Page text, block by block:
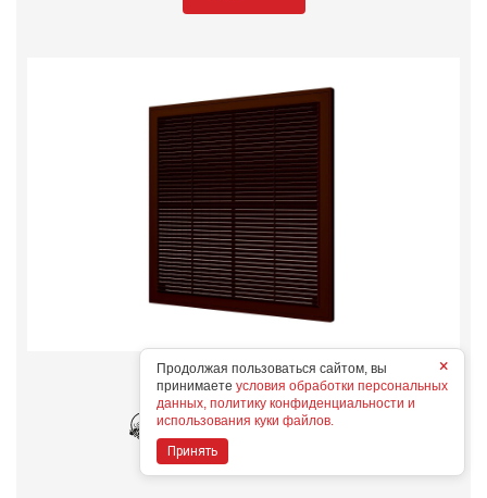
3030Р кор
Конструктивные особенности
Дополнительные опции
×
Продолжая пользоваться сайтом, вы
принимаете условия обработки персональных
данных, политику конфиденциальности и
использования куки файлов.
Принять